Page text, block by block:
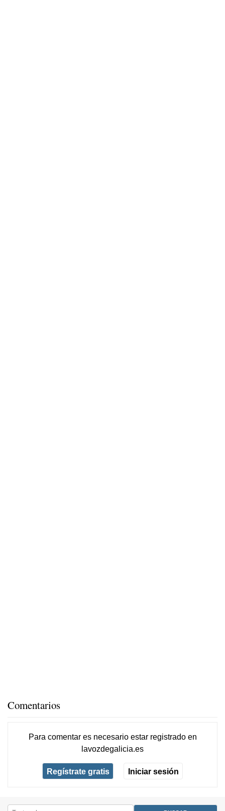
Comentarios
Para comentar es necesario estar registradoen
lavozdegalicia.es
Regístrate gratis Iniciar sesión